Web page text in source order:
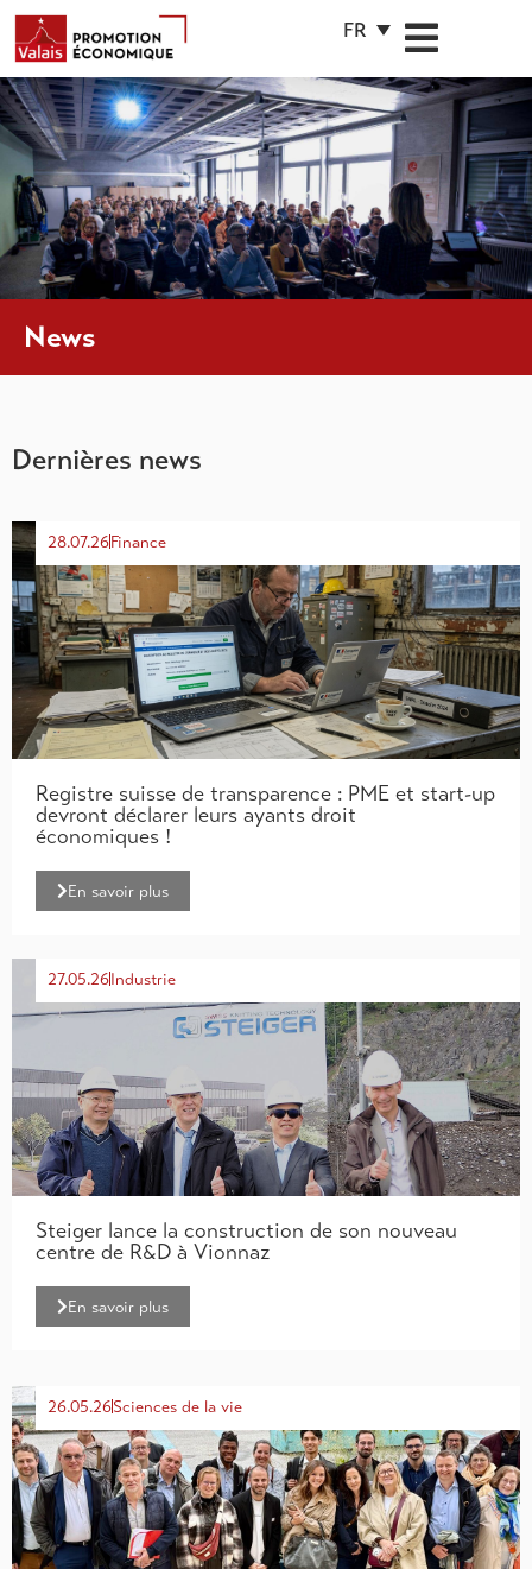
FR
News
Dernières news
28.07.26Finance
Registre suisse de transparence : PME et start-up
devront déclarer leurs ayants droit
économiques !
En savoir plus
27.05.26Industrie
Steiger lance la construction de son nouveau
centre de R&D à Vionnaz
En savoir plus
26.05.26Sciences de la vie